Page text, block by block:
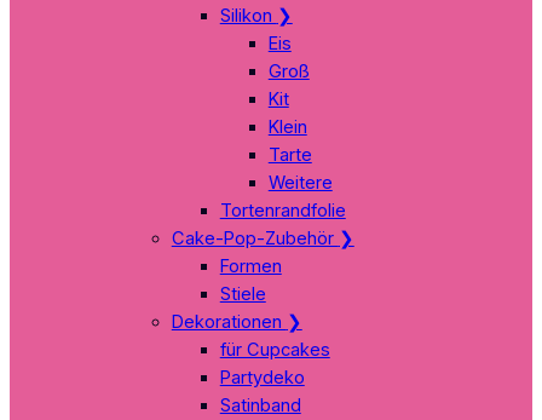
Silikon ❯
Eis
Groß
Kit
Klein
Tarte
Weitere
Tortenrandfolie
Cake-Pop-Zubehör ❯
Formen
Stiele
Dekorationen ❯
für Cupcakes
Partydeko
Satinband